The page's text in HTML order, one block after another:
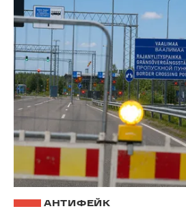
АНТИФЕЙК